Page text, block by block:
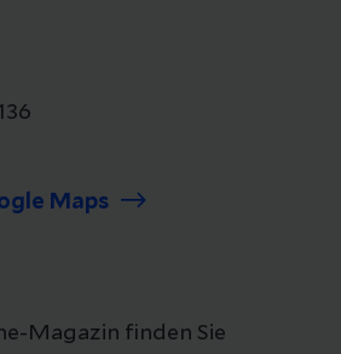
Maps
Magazin finden Sie